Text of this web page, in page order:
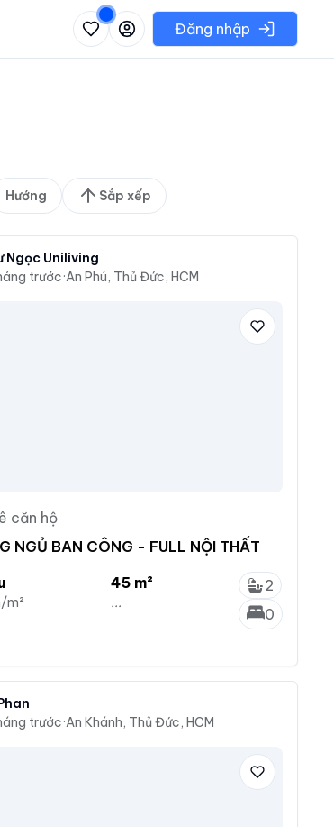
các khu vực có thể chọnĐăng nhập
Hướng Sắp xếp
Ngọc Uniliving
trước·An Phú, Thủ Đức, HCM
căn hộ
NGỦ BAN CÔNG - FULL NỘI THẤT
m²
45 m²
...
2
0
trước·An Khánh, Thủ Đức, HCM